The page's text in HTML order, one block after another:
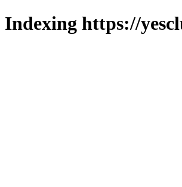
Indexing https://